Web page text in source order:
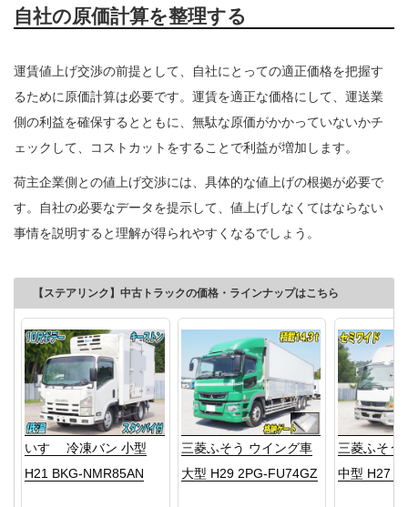
自社の原価計算を整理する
運賃値上げ交渉の前提として、自社にとっての適正価格を把握す
るために原価計算は必要です。運賃を適正な価格にして、運送業
側の利益を確保するとともに、無駄な原価がかかっていないかチ
ェックして、コストカットをすることで利益が増加します。
荷主企業側との値上げ交渉には、具体的な値上げの根拠が必要で
す。自社の必要なデータを提示して、値上げしなくてはならない
事情を説明すると理解が得られやすくなるでしょう。
【ステアリンク】中古トラックの価格・ラインナップはこちら
いすゞ 冷凍バン 小型
H21 BKG-NMR85AN
三菱ふそう ウイング車
大型 H29 2PG-FU74GZ
三菱ふそう
中型 H27